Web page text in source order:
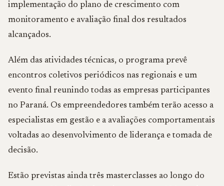
implementação do plano de crescimento com
monitoramento e avaliação final dos resultados
alcançados.
Além das atividades técnicas, o programa prevê
encontros coletivos periódicos nas regionais e um
evento final reunindo todas as empresas participantes
no Paraná. Os empreendedores também terão acesso a
especialistas em gestão e a avaliações comportamentais
voltadas ao desenvolvimento de liderança e tomada de
decisão.
Estão previstas ainda três masterclasses ao longo do